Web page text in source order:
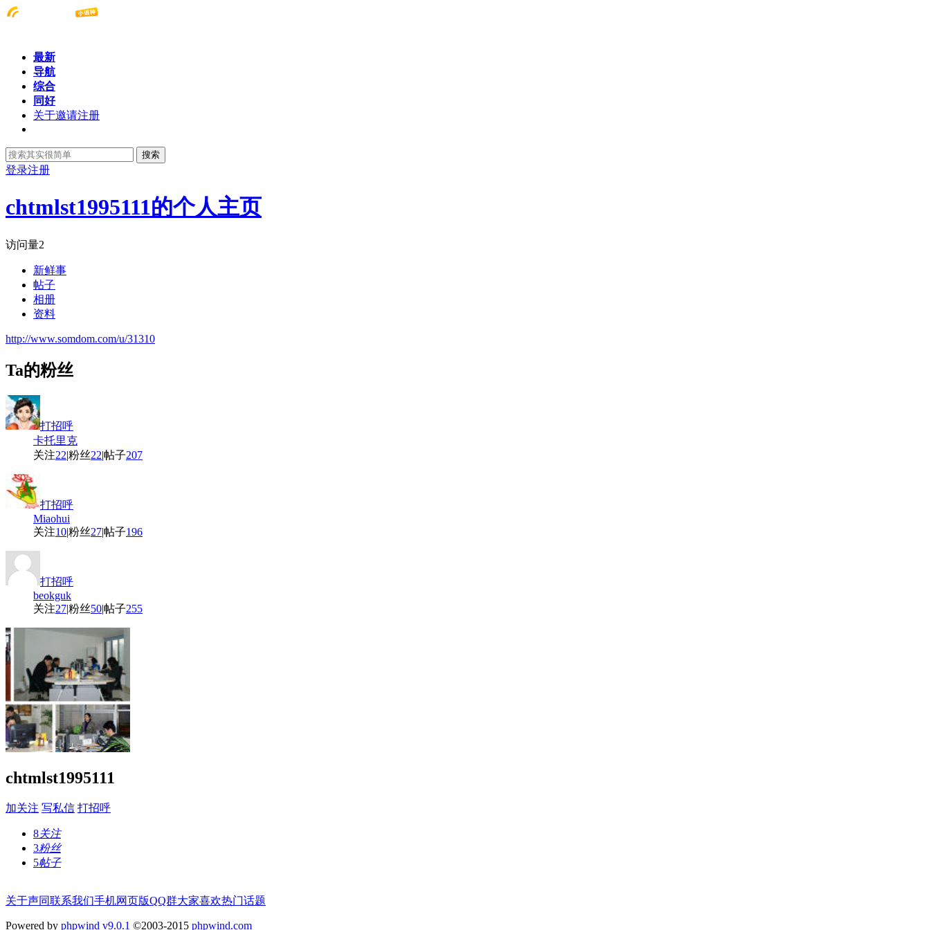
最新
导航
综合
同好
关于邀请注册
搜索
登录注册
chtmlst1995111的个人主页
访问量2
新鲜事
帖子
相册
资料
http://www.somdom.com/u/31310
Ta的粉丝
打招呼
卡托里克
关注22|粉丝22|帖子207
打招呼
Miaohui
关注10|粉丝27|帖子196
打招呼
beokguk
关注27|粉丝50|帖子255
chtmlst1995111
加关注 写私信 打招呼
8关注
3粉丝
5帖子
关于声同联系我们手机网页版QQ群大家喜欢热门话题
Powered by phpwind v9.0.1 ©2003-2015 phpwind.com